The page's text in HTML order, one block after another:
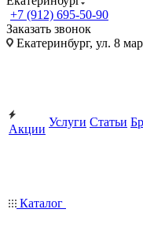
+7 (912) 695-50-90
Заказать звонок
Екатеринбург, ул. 8
Акции
Услуги Статьи
Каталог